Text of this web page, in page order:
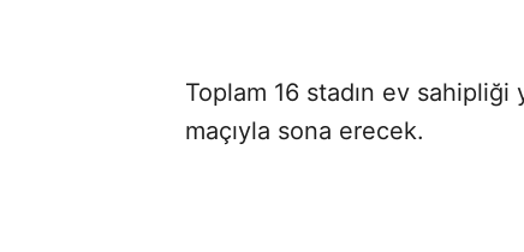
Toplam 16 stadın ev sahipliği
maçıyla sona erecek.